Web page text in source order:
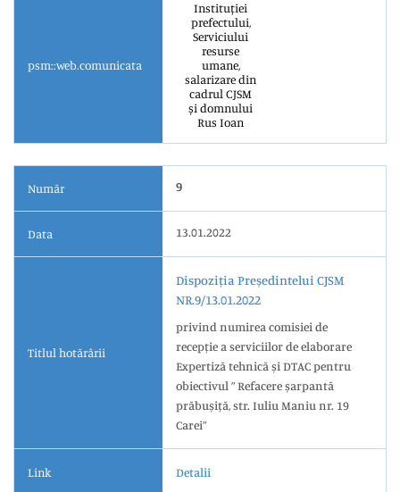
psm::web.comunicata
Instituției
prefectului,
Serviciului
resurse
umane,
salarizare din
cadrul CJSM
și domnului
Rus Ioan
Număr 9
Data 13.01.2022
Titlul hotărârii
Dispoziția Președintelui CJSM
NR.9/13.01.2022
privind numirea comisiei de
recepție a serviciilor de elaborare
Expertiză tehnică și DTAC pentru
obiectivul ” Refacere șarpantă
prăbușiță, str. Iuliu Maniu nr. 19
Carei”
Link Detalii